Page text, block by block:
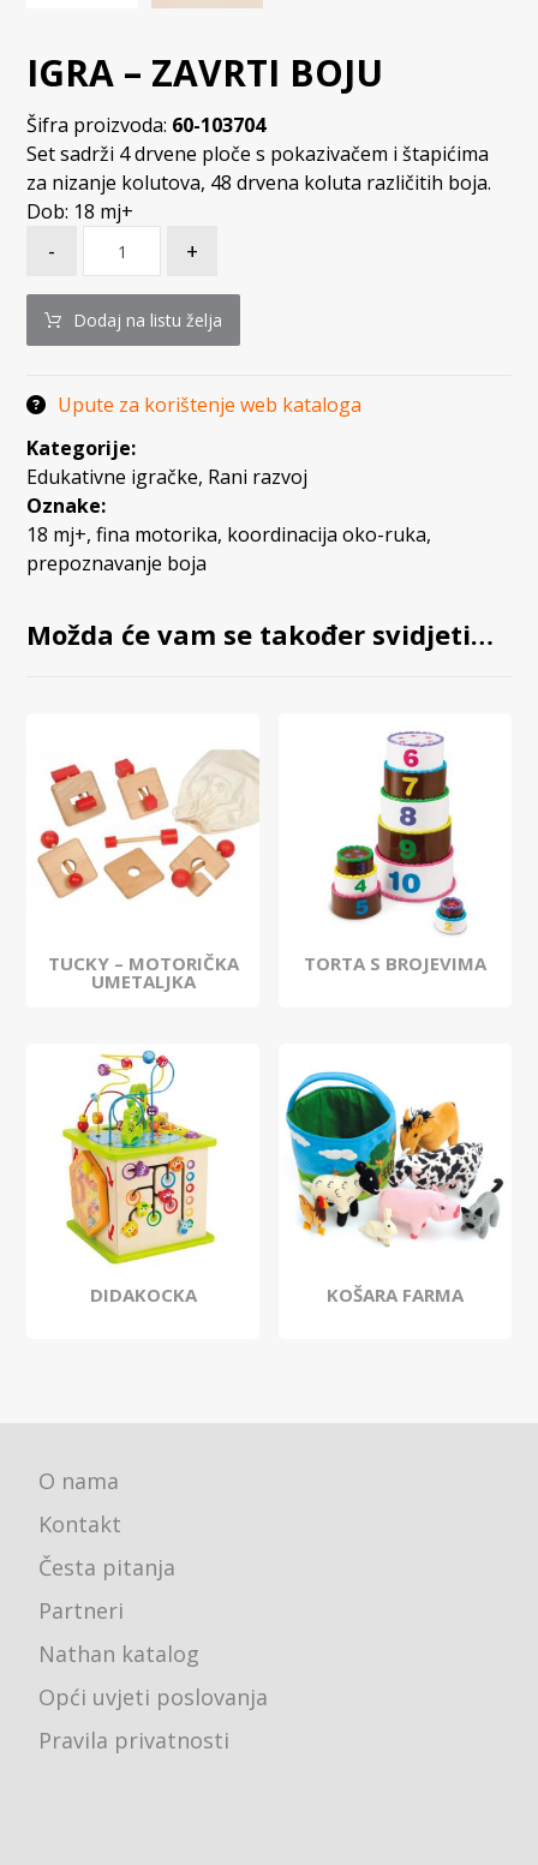
IGRA – ZAVRTI BOJU
Šifra proizvoda: 60-103704
Set sadrži 4 drvene ploče s pokazivačem i štapićima
za nizanje kolutova, 48 drvena koluta različitih boja.
Dob: 18 mj+
- +
Dodaj na listu želja
Upute za korištenje web kataloga
Kategorije:
Edukativne igračke, Rani razvoj
Oznake:
18 mj+,fina motorika, koordinacija oko-ruka,
prepoznavanje boja
Možda će vam se također svidjeti…
TUCKY – MOTORIČKA
UMETALJKA
TORTA S BROJEVIMA
DIDAKOCKA KOŠARA FARMA
O nama
Kontakt
Česta pitanja
Partneri
Nathan katalog
Opći uvjeti poslovanja
Pravila privatnosti